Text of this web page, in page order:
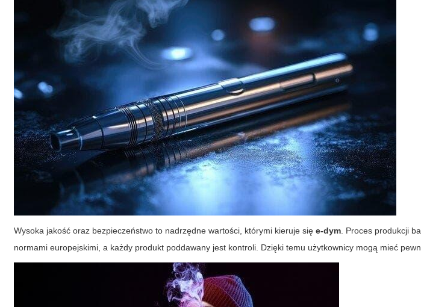
Wysoka jakość oraz bezpieczeństwo to nadrzędne wartości, którymi kieruje sięe-dym . Proces produkcji
normami europejskimi, a każdy produkt poddawany jest kontroli. Dzięki temu użytkownicy mogą mieć